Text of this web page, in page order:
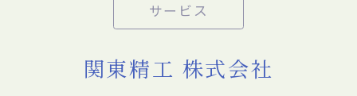
サービス
関東精工 株式会社